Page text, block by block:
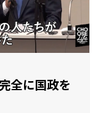
全に国政を